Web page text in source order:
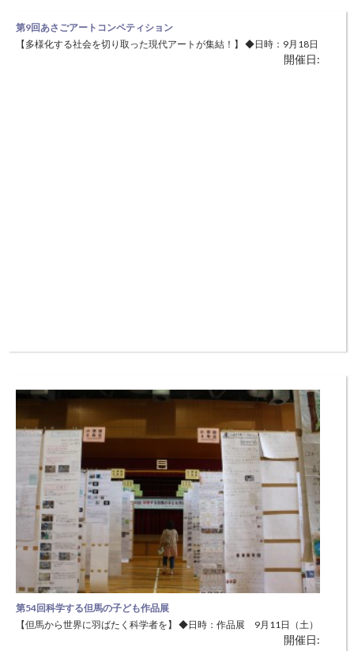
第9回あさごアートコンペティション
【多様化する社会を切り取った現代アートが集結！】 ◆日時：9月18日
（土）〜10月31日（日） ◆場所：あさご芸術の森美術館（朝来市多々
開催日:
第54回科学する但馬の子ども作品展
【但馬から世界に羽ばたく科学者を】 ◆日時：作品展 9月11日（土）
～23日（木・祝）9：00～17：00 表彰式 9月23日（木・祝）10：30
開催日: